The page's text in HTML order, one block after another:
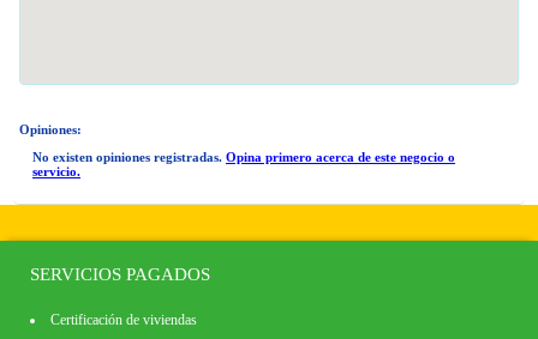
Opiniones:
No existen opiniones registradas. Opina primero acerca de este negocio o
servicio.
SERVICIOS PAGADOS
Certificación de viviendas